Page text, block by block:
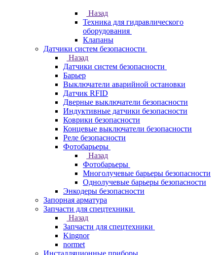
Назад
Техника для гидравлического
оборудования
Клапаны
Датчики систем безопасности
Назад
Датчики систем безопасности
Барьер
Выключатели аварийной остановки
Датчик RFID
Дверные выключатели безопасности
Индуктивные датчики безопасности
Коврики безопасности
Концевые выключатели безопасности
Реле безопасности
Фотобарьеры
Назад
Фотобарьеры
Многолучевые барьеры безопасности
Однолучевые барьеры безопасности
Энкодеры безопасности
Запорная арматура
Запчасти для спецтехники
Назад
Запчасти для спецтехники
Kingnor
normet
Инсталляционные приборы